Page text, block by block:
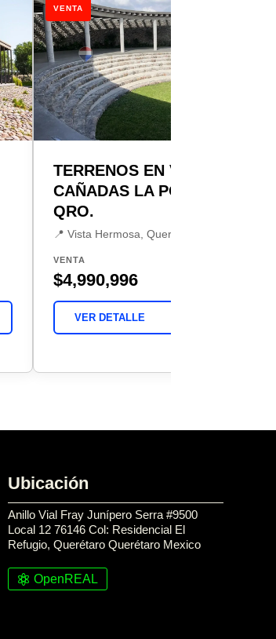
VENTA
TERRENOS EN VENTA,
CAÑADAS LA PORTA,
QRO.
📍 Vista Hermosa, Querétaro
VENTA
$4,990,996
VER DETALLE
Ubicación
Anillo Vial Fray Junípero Serra #9500
Local 12 76146 Col: Residencial El
Refugio, Querétaro Querétaro Mexico
OpenREAL